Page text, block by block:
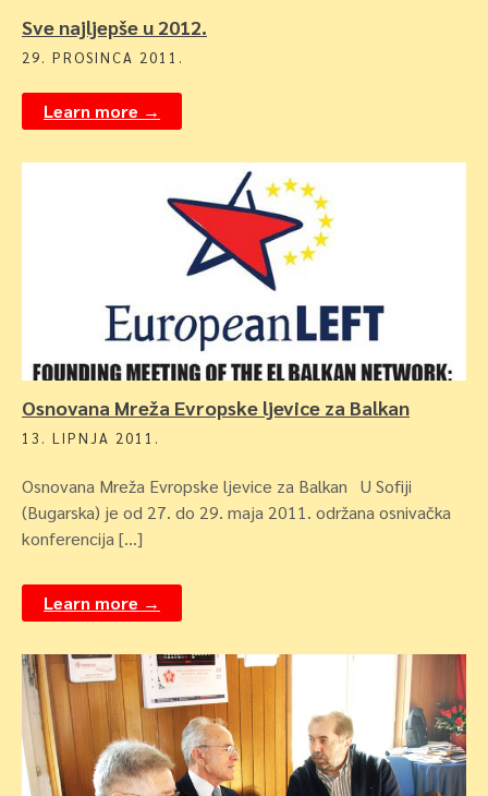
Sve najljepše u 2012.
29. PROSINCA 2011.
Learn more →
Osnovana Mreža Evropske ljevice za Balkan
13. LIPNJA 2011.
Osnovana Mreža Evropske ljevice za Balkan U Sofiji
(Bugarska) je od 27. do 29. maja 2011. održana osnivačka
konferencija […]
Learn more →